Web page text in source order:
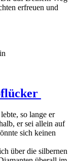
erfreuen und
so lange er
er sei allein auf
sich keinen
über die silbernen